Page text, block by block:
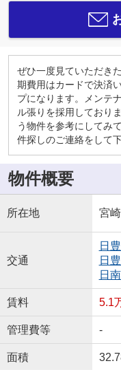
ぜひ一度見ていただき
期費用はカードで決済
プになります。メンテ
ル張りを採用しており
う物件を参考にしてみ
件探しのご連絡をして下
物件概要
所在地 宮
交通
日
日
日
賃料 5.1
管理費等 -
面積